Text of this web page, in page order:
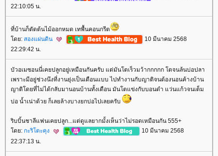
22:10:05 น.
ที่บ้านก็ตัดต้นไม้ออกหมด เทพื้นคอนกรีต
ดย: สองแผ่นดิน
10 มีนาคม 2568
22:29:42 น.
บัวอเมซอนนี่เคยปลูกอยู่เหมือนกันครับ แต่มันโตเร็วมว้ากกกกก โตจนล้นบ่อปลา
เพราะมีอยู่ช่วงนึงที่งานยุ่งเป็นเดือนแบบ ไปทำงานกับญาติจนต้องนอนค้างบ้าน
ญาติโดยที่ไม่ได้กลับมานอนบ้านทั้งเดือน มันโตแข่งกับบอนดำ แว่นแก้วจนเต็ม
บ่อ น้ำเน่าด้วย ก็เลยล้างบางยกบ่อไปเลยครับ
ริบบิ้นชาลีแฟนเคยปลูก...แต่ดูแลยากมั้งเห็นว่าไม่รอดเหมือนกัน 555+
ดย: กะริโตะคุง
10 มีนาคม 2568
22:37:13 น.